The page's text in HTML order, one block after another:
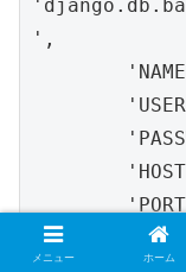
',
    }
メニュー ホーム